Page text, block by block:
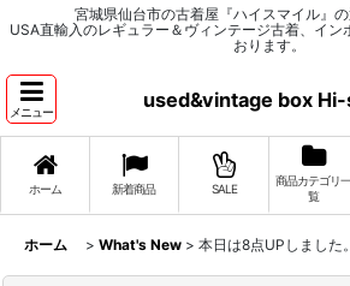
宮城県仙台市の古着屋『ハイスマイル』の
USA直輸入のレギュラー＆ヴィンテージ古着、イン
おります。
メニュー
used&vintage box
ホーム 新着商品 SALE
商品カテゴリ
覧
ホーム > What's New > 本日は8点UPしました。